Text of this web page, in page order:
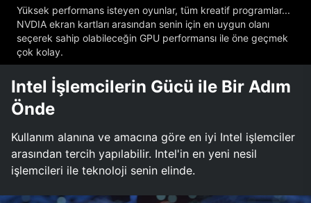
Yüksek performans isteyen oyunlar, tüm kreatif programlar...
NVDIA ekran kartları arasından senin için en uygun olanı
seçerek sahip olabileceğin GPU performansı ile öne geçmek
çok kolay.
Intel İşlemcilerin Gücü ile Bir Adım
Önde
Kullanım alanına ve amacına göre en iyi Intel işlemciler
arasından tercih yapılabilir. Intel'in en yeni nesil
işlemcileri ile teknoloji senin elinde.